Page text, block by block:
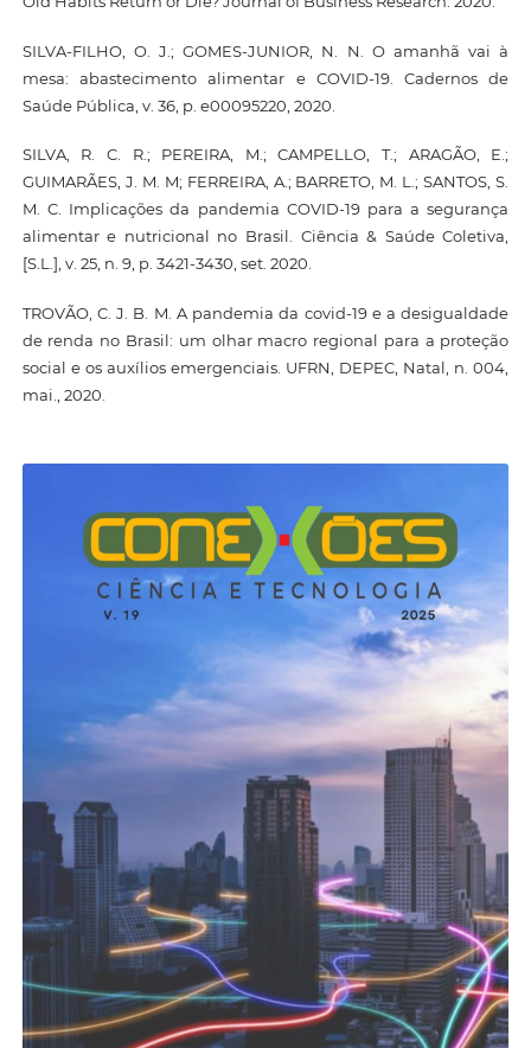
SILVA-FILHO, O. J.; GOMES-JUNIOR, N. N. O amanhã vai à
mesa: abastecimento alimentar e COVID-19. Cadernos de
Saúde Pública, v. 36, p. e00095220, 2020.
SILVA, R. C. R.; PEREIRA, M.; CAMPELLO, T.; ARAGÃO, E.;
GUIMARÃES, J. M. M; FERREIRA, A.; BARRETO, M. L.; SANTOS, S.
M. C. Implicações da pandemia COVID-19 para a segurança
alimentar e nutricional no Brasil. Ciência & Saúde Coletiva,
[S.L.], v. 25, n. 9, p. 3421-3430, set. 2020.
TROVÃO, C. J. B. M. A pandemia da covid-19 e a desigualdade
de renda no Brasil: um olhar macro regional para a proteção
social e os auxílios emergenciais. UFRN, DEPEC, Natal, n. 004,
mai., 2020.